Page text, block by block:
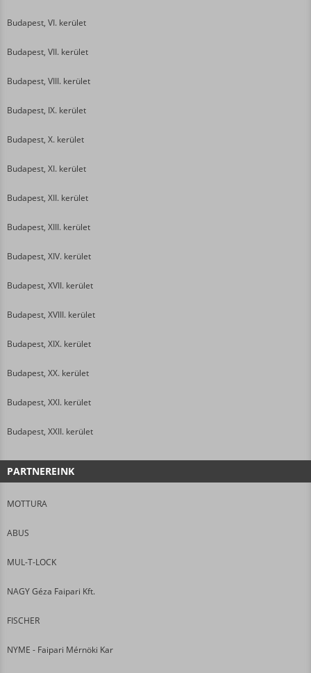
Budapest, VI. kerület
Budapest, VII. kerület
Budapest, VIII. kerület
Budapest, IX. kerület
Budapest, X. kerület
Budapest, XI. kerület
Budapest, XII. kerület
Budapest, XIII. kerület
Budapest, XIV. kerület
Budapest, XVII. kerület
Budapest, XVIII. kerület
Budapest, XIX. kerület
Budapest, XX. kerület
Budapest, XXI. kerület
Budapest, XXII. kerület
PARTNEREINK
MOTTURA
ABUS
MUL-T-LOCK
NAGY Géza Faipari Kft.
FISCHER
NYME - Faipari Mérnöki Kar